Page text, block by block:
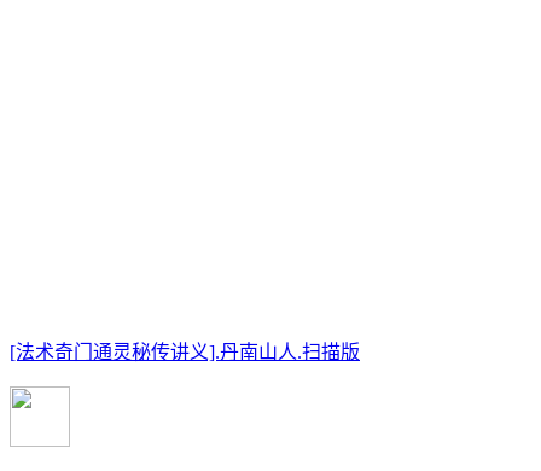
[法术奇门通灵秘传讲义].丹南山人.扫描版